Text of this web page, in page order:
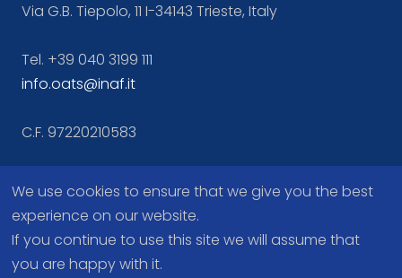
Via G.B. Tiepolo, 11 I-34143 Trieste, Italy
Tel. +39 040 3199 111
info.oats@inaf.it
C.F. 97220210583
We use cookies to ensure that we give you the best
experience on our website.
If you continue to use this site we will assume that
you are happy with it.